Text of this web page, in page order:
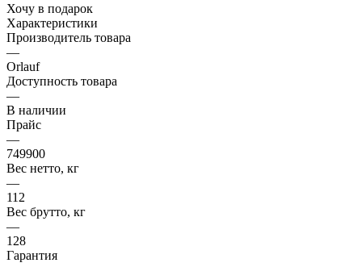
Хочу в подарок
Характеристики
Производитель товара
—
Orlauf
Доступность товара
—
В наличии
Прайс
—
749900
Вес нетто, кг
—
112
Вес брутто, кг
—
128
Гарантия